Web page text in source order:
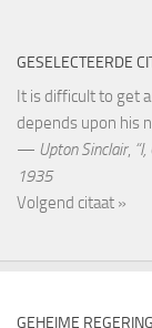
GESELECTEERDE
It is difficult to get
depends upon his
— Upton Sinclair,
1935
Volgend citaat »
GEHEIME REGERING